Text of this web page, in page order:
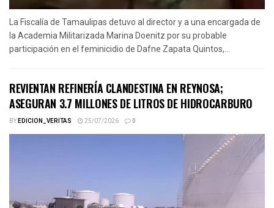
La Fiscalía de Tamaulipas detuvo al director y a una encargada de
la Academia Militarizada Marina Doenitz por su probable
participación en el feminicidio de Dafne Zapata Quintos,...
REVIENTAN REFINERÍA CLANDESTINA EN REYNOSA;
ASEGURAN 3.7 MILLONES DE LITROS DE HIDROCARBURO
BYEDICION_VERITAS 25/07/2026 0